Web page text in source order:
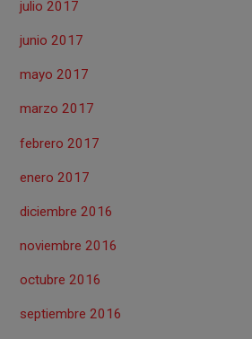
julio 2017
junio 2017
mayo 2017
marzo 2017
febrero 2017
enero 2017
diciembre 2016
noviembre 2016
octubre 2016
septiembre 2016